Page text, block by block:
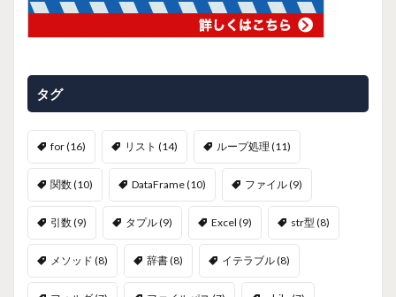
タグ
for(16) リスト (14) ループ処理 (11)
関数(10) DataFrame(10) ファイル(9)
引数(9) タプル(9) Excel (9) str型 (8)
メソッド (8) 辞書(8) イテラブル(8)